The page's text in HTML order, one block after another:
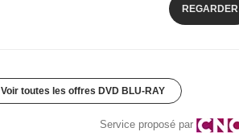
REGARDER
Voir toutes les offres DVD BLU-RAY
Service proposé par